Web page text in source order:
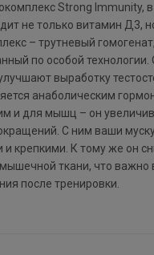
Strong Immunity, в
не только витамин Д3,
– трутневый гомогенат,
по особой технологии.
выработку
анаболическим
и для мышц – он
С ним ваши
и крепкими. К тому же он
ткани, что важно
после тренировки.